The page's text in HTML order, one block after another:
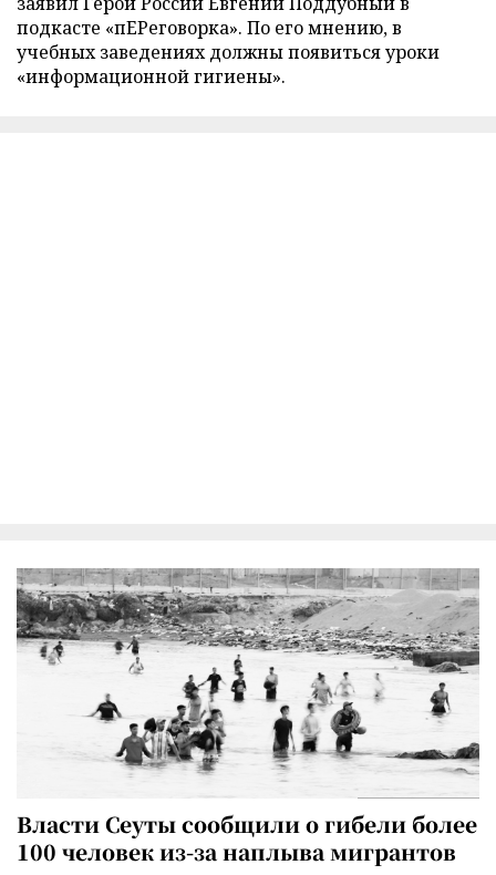
подкасте «пЕРеговорка». По его мнению, в
учебных заведениях должны появиться уроки
«информационной гигиены».
Власти Сеуты сообщили о гибели более
100 человек из-за наплыва мигрантов